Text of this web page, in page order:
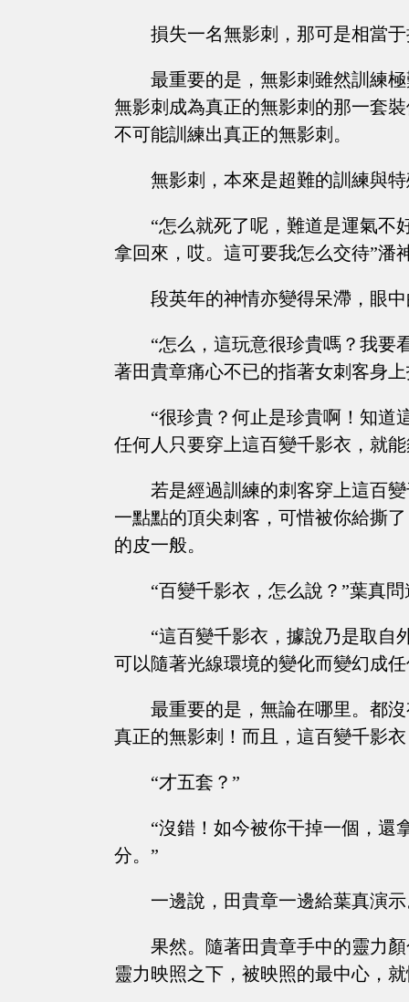
損失一名無影刺，那可是相當
最重要的是，無影刺雖然訓練
無影刺成為真正的無影刺的那一套
不可能訓練出真正的無影刺。
無影刺，本來是超難的訓練與
“怎么就死了呢，難道是運氣不
拿回來，哎。這可要我怎么交待”潘
段英年的神情亦變得呆滯，眼
“怎么，這玩意很珍貴嗎？我要
著田貴章痛心不已的指著女刺客身
“很珍貴？何止是珍貴啊！知道
任何人只要穿上這百變千影衣，就
若是經過訓練的刺客穿上這百
一點點的頂尖刺客，可惜被你給撕
的皮一般。
“百變千影衣，怎么說？”葉真
“這百變千影衣，據說乃是取自
可以隨著光線環境的變化而變幻成
最重要的是，無論在哪里。都
真正的無影刺！而且，這百變千影
“才五套？”
“沒錯！如今被你干掉一個，還
分。”
一邊說，田貴章一邊給葉真演
果然。隨著田貴章手中的靈力
靈力映照之下，被映照的最中心，